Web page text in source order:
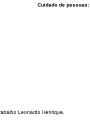
Cuidado de pessoas:
Leonardo Henrique.